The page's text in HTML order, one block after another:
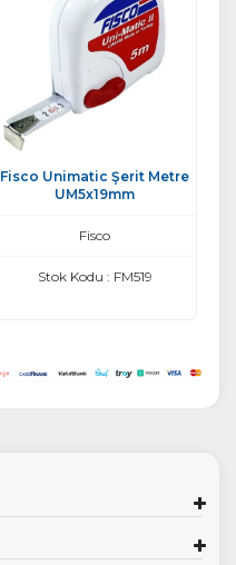
Fisco Unimatic Şerit Metre
UM5x19mm
Fisco
Stok Kodu : FM519